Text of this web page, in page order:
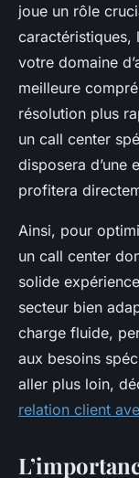
joue un rôle
caractéristiques,
votre domaine
meilleure
résolution plus
un call center
disposera d’une
profitera
Ainsi, pour
un call center
solide
secteur bien
charge fluide,
aux besoins
aller plus loin,
relation client